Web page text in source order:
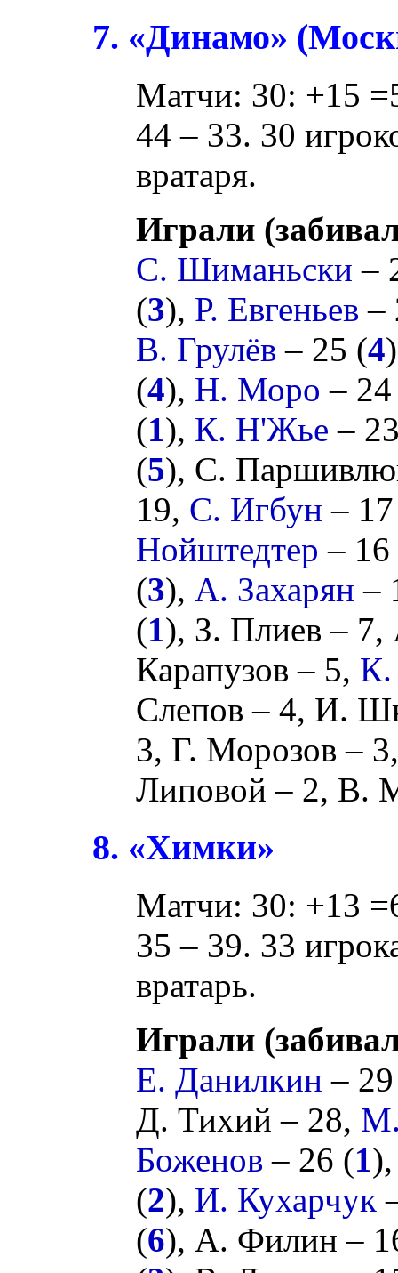
7. «Динамо»
Матчи: 30: +15
44 – 33. 30
вратаря.
Играли
С. Шиманьски –
(3), Р. Евгеньев –
В. Грулёв – 25 (4
(4), Н. Моро –
(1), К. Н'Жье –
(5), С.
19, С. Игбун –
Нойштедтер – 16
(3), А. Захарян –
(1), З. Плиев – 7,
Карапузов – 5, К.
Слепов – 4, И.
3, Г. Морозов –
Липовой – 2, В.
8. «Химки»
Матчи: 30: +13
35 – 39. 33
вратарь.
Играли
Е. Данилкин –
Д. Тихий – 28, М.
Боженов – 26 (1
(2), И. Кухарчук
(6), А. Филин –